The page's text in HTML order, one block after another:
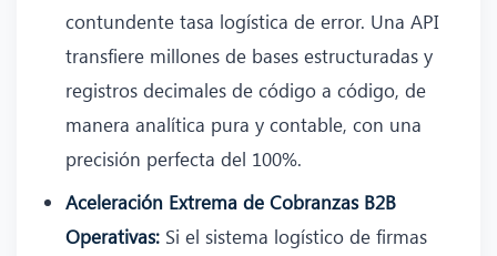
contundente tasa logística de error. Una API
transfiere millones de bases estructuradas y
registros decimales de código a código, de
manera analítica pura y contable, con una
precisión perfecta del 100%.
Aceleración Extrema de Cobranzas B2B
Operativas: Si el sistema logístico de firmas